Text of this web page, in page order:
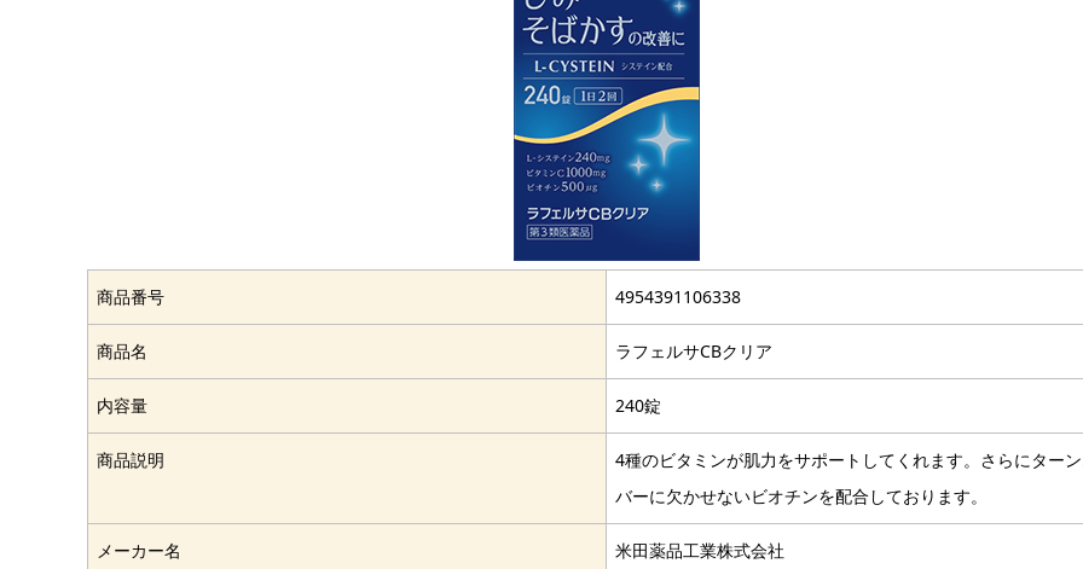
商品番号 4954391106338
商品名 ラフェルサCBクリア
内容量 240錠
商品説明
4種のビタミンが肌力をサポートしてくれます。さらにター
バーに欠かせないビオチンを配合しております。
メーカー名 米田薬品工業株式会社